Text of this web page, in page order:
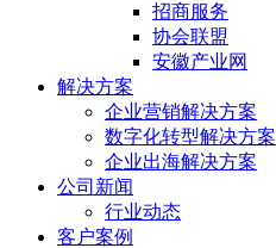
招商服务
协会联盟
安徽产业网
解决方案
企业营销解决方案
数字化转型解决方案
企业出海解决方案
公司新闻
行业动态
客户案例